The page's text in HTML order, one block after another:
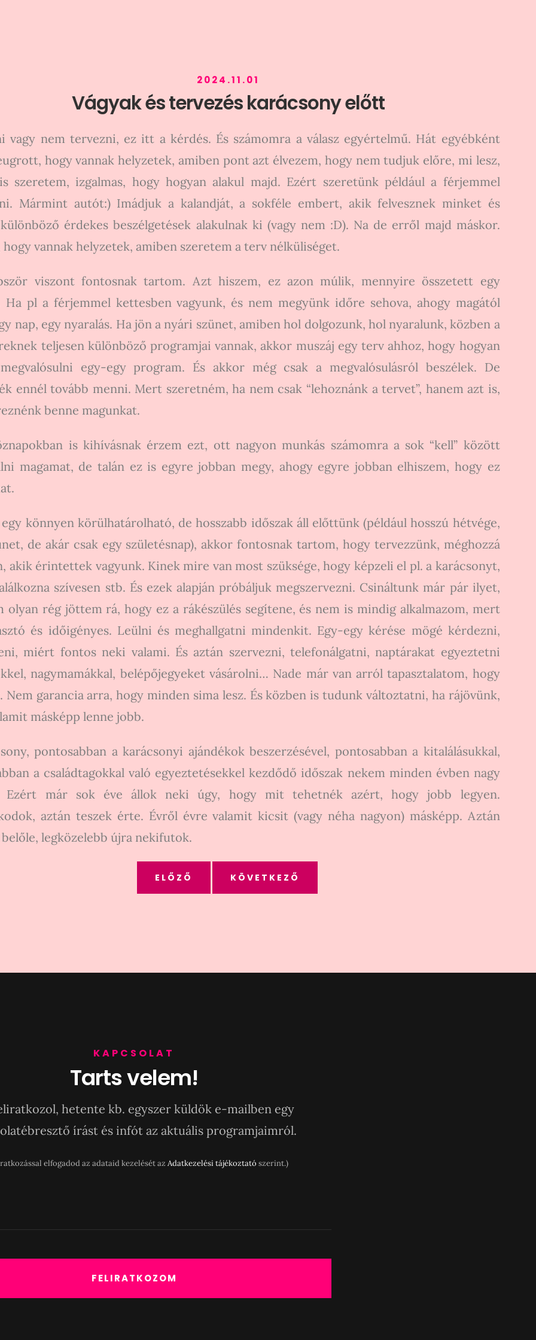
2024.11.01
Vágyak és tervezés karácsony előtt
vagy nem tervezni, ez itt a kérdés. És számomra a válasz egyértelmű. Hát egyébként
hogy vannak helyzetek, amiben pont azt élvezem, hogy nem tudjuk előre, mi lesz,
szeretem, izgalmas, hogy hogyan alakul majd. Ezért szeretünk például a férjemmel
Mármint autót:) Imádjuk a kalandját, a sokféle embert, akik felvesznek minket és
érdekes beszélgetések alakulnak ki (vagy nem :D). Na de erről majd máskor.
hogy vannak helyzetek, amiben szeretem a terv nélküliséget.
viszont fontosnak tartom. Azt hiszem, ez azon múlik, mennyire összetett egy
Ha pl a férjemmel kettesben vagyunk, és nem megyünk időre sehova, ahogy magától
nap, egy nyaralás. Ha jön a nyári szünet, amiben hol dolgozunk, hol nyaralunk, közben a
teljesen különböző programjai vannak, akkor muszáj egy terv ahhoz, hogy hogyan
egy-egy program. És akkor még csak a megvalósulásról beszélek. De
ennél tovább menni. Mert szeretném, ha nem csak “lehoznánk a tervet”, hanem azt is,
benne magunkat.
is kihívásnak érzem ezt, ott nagyon munkás számomra a sok “kell” között
magamat, de talán ez is egyre jobban megy, ahogy egyre jobban elhiszem, hogy ez
könnyen körülhatárolható, de hosszabb időszak áll előttünk (például hosszú hétvége,
de akár csak egy születésnap), akkor fontosnak tartom, hogy tervezzünk, méghozzá
akik érintettek vagyunk. Kinek mire van most szüksége, hogy képzeli el pl. a karácsonyt,
szívesen stb. És ezek alapján próbáljuk megszervezni. Csináltunk már pár ilyet,
olyan rég jöttem rá, hogy ez a rákészülés segítene, és nem is mindig alkalmazom, mert
és időigényes. Leülni és meghallgatni mindenkit. Egy-egy kérése mögé kérdezni,
miért fontos neki valami. És aztán szervezni, telefonálgatni, naptárakat egyeztetni
nagymamákkal, belépőjegyeket vásárolni… Nade már van arról tapasztalatom, hogy
Nem garancia arra, hogy minden sima lesz. És közben is tudunk változtatni, ha rájövünk,
másképp lenne jobb.
pontosabban a karácsonyi ajándékok beszerzésével, pontosabban a kitalálásukkal,
a családtagokkal való egyeztetésekkel kezdődő időszak nekem minden évben nagy
Ezért már sok éve állok neki úgy, hogy mit tehetnék azért, hogy jobb legyen.
aztán teszek érte. Évről évre valamit kicsit (vagy néha nagyon) másképp. Aztán
legközelebb újra nekifutok.
ELŐZŐ KÖVETKEZŐ
KAPCSOLAT
Tarts velem!
hetente kb. egyszer küldök e-mailben egy
írást és infót az aktuális programjaimról.
elfogadod az adataid kezelését az Adatkezelési tájékoztató szerint.)
FELIRATKOZOM